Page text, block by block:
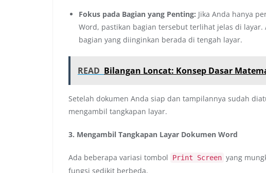
Fokus pada Bagian yang Penting: Jika Anda hanya
Word, pastikan bagian tersebut terlihat jelas di
bagian yang diinginkan berada di tengah layar.
READ Bilangan Loncat: Konsep Dasar
Setelah dokumen Anda siap dan tampilannya sudah
mengambil tangkapan layar.
3. Mengambil Tangkapan Layar Dokumen Word
Ada beberapa variasi tombol Print Screen yang
fungsi sedikit berbeda.